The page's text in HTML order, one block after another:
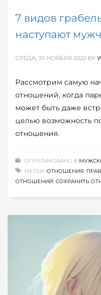
7 видов
наступают
СРЕДА, 30 НОЯБРЯ 2022 BY
Рассмотрим самую
отношений, когда
может быть даже
целью возможность
отношения.
ОПУБЛИКОВАНО В
МЕТКИ: ОТНОШЕНИЯ,
ОТНОШЕНИЙ, СОХРАНИТЬ